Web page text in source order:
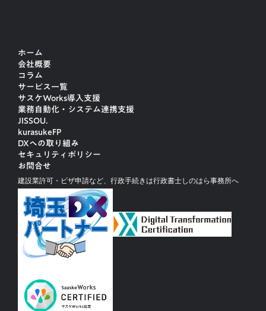
ホーム
会社概要
コラム
サービス一覧
サスケWorks導入支援
業務自動化・システム連携支援
JISSOU.
kurasukeFP
DXへの取り組み
セキュリティポリシー
お問合せ
建設業許可・ビザ申請など、行政手続きは行政書士しのはら事務所へ